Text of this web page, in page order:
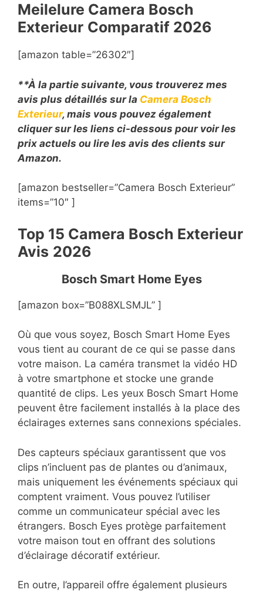
Meilelure Camera Bosch
Exterieur Comparatif 2026
[amazon table=”26302″]
**À la partie suivante, vous trouverez mes
avis plus détaillés sur la Camera Bosch
Exterieur, mais vous pouvez également
cliquer sur les liens ci-dessous pour voir les
prix actuels ou lire les avis des clients sur
Amazon.
[amazon bestseller=”Camera Bosch Exterieur”
items=”10″ ]
Top 15 Camera Bosch Exterieur
Avis 2026
Bosch Smart Home Eyes
[amazon box=”B088XLSMJL” ]
Où que vous soyez, Bosch Smart Home Eyes
vous tient au courant de ce qui se passe dans
votre maison. La caméra transmet la vidéo HD
à votre smartphone et stocke une grande
quantité de clips. Les yeux Bosch Smart Home
peuvent être facilement installés à la place des
éclairages externes sans connexions spéciales.
Des capteurs spéciaux garantissent que vos
clips n’incluent pas de plantes ou d’animaux,
mais uniquement les événements spéciaux qui
comptent vraiment. Vous pouvez l’utiliser
comme un communicateur spécial avec les
étrangers. Bosch Eyes protège parfaitement
votre maison tout en offrant des solutions
d’éclairage décoratif extérieur.
En outre, l’appareil offre également plusieurs